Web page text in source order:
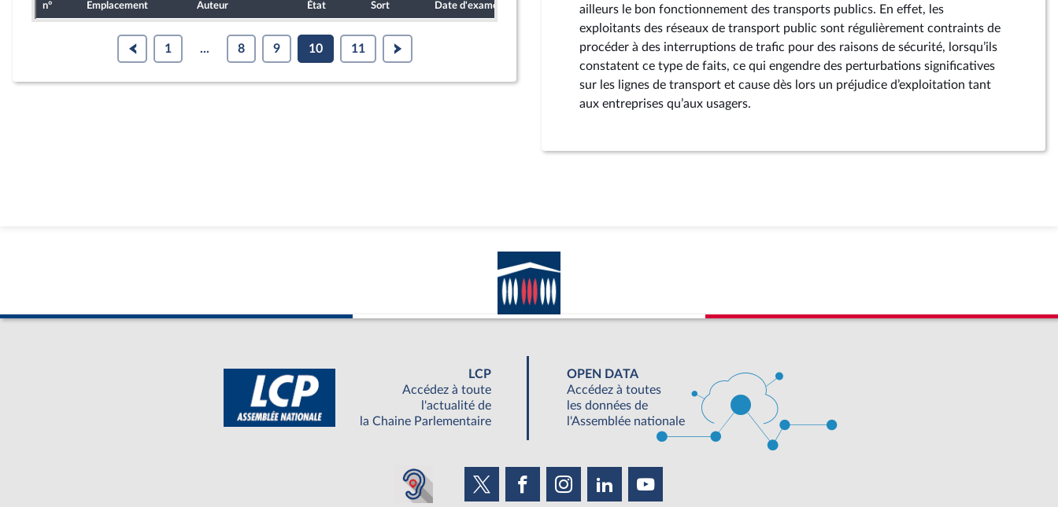
n° Emplacement Auteur État Sort Date d'examen Date de dépôt
1 ... 8 9 10 11
ailleurs le bon fonctionnement des transports publics. En effet, les
exploitants des réseaux de transport public sont régulièrement contraints de
procéder à des interruptions de trafic pour des raisons de sécurité, lorsqu’ils
constatent ce type de faits, ce qui engendre des perturbations significatives
sur les lignes de transport et cause dès lors un préjudice d’exploitation tant
aux entreprises qu’aux usagers.
LCP
Accédez à toute
l'actualité de
la Chaine Parlementaire
OPEN DATA
Accédez à toutes
les données de
l'Assemblée nationale